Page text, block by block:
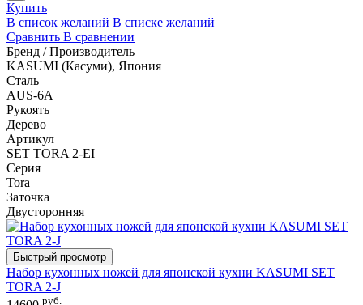
Купить
В список желаний В списке желаний
Сравнить В сравнении
Бренд / Производитель
KASUMI (Касуми), Япония
Сталь
AUS-6A
Рукоять
Дерево
Артикул
SET TORA 2-ЕI
Серия
Tora
Заточка
Двусторонняя
Быстрый просмотр
Набор кухонных ножей для японской кухни KASUMI SET
TORA 2-J
руб.